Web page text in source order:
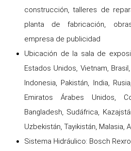
construcción, talleres de
planta de fabricación,
empresa de publicidad
Ubicación de la sala de
Estados Unidos, Vietnam,
Indonesia, Pakistán, India,
Emiratos Árabes Unidos,
Bangladesh, Sudáfrica,
Uzbekistán, Tayikistán, Malasia,
Sistema Hidráulico: Bosch